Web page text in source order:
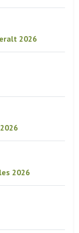
2026
2026